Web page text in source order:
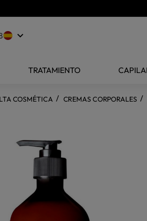
keyboard_arrow_down
TRATAMIENTO
COSMÉTICA CREMAS CORPORALES